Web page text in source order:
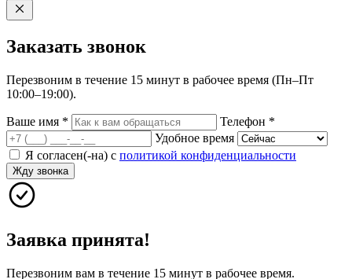
Заказать звонок
Перезвоним в течение 15 минут в рабочее время (Пн–Пт
10:00–19:00).
Ваше имя * Телефон *
Удобное время
Я согласен(-на) с политикой конфиденциальности
Жду звонка
Заявка принята!
Перезвоним вам в течение 15 минут в рабочее время.